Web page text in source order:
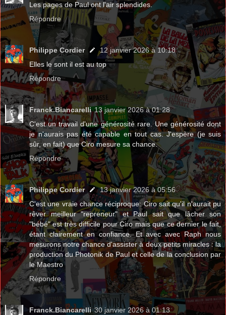
Les pages de Paul ont l'air splendides.
Répondre
Philippe Cordier
12 janvier 2026 à 10:18
Elles le sont il est au top
Répondre
Franck.Biancarelli 13 janvier 2026 à 01:28
C'est un travail d'une générosité rare. Une générosité dont
je n'aurais pas été capable en tout cas. J'espère (je suis
sûr, en fait) que Ciro mesure sa chance.
Répondre
Philippe Cordier
13 janvier 2026 à 05:56
C'est une vraie chance réciproque: Ciro sait qu'il n'aurait pu
rêver meilleur "repreneur" et Paul sait que lâcher son
"bébé" est très difficile pour Ciro mais que ce dernier le fait,
étant clairement en confiance. Et avec avec Raph nous
mesurons notre chance d'assister à deux petits miracles : la
production du Photonik de Paul et celle de la conclusion par
le Maestro
Répondre
Franck.Biancarelli 30 janvier 2026 à 01:13